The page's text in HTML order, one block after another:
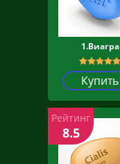
1.Виагра
Купить
Рейтинг
8.5